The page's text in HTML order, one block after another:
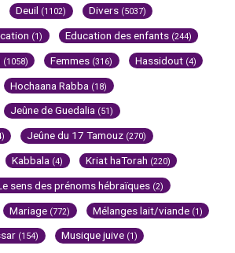
Deuil (1102) Divers (5037)
(1) Education des enfants (244)
(1058) Femmes (316) Hassidout (4)
Hochaana Rabba (18)
Jeûne de Guedalia (51)
Jeûne du 17 Tamouz (270)
Kabbala (4) Kriat haTorah (220)
sens des prénoms hébraïques (2)
Mariage (772) Mélanges lait/viande (1)
(154) Musique juive (1)